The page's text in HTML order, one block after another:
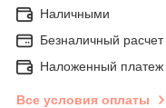
Наличными
Безналичный расчет
Наложенный платеж
Все условия оплаты